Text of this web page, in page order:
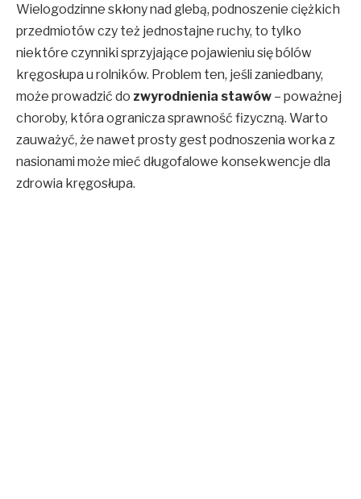
Wielogodzinne skłony nad glebą, podnoszenie ciężkich
przedmiotów czy też jednostajne ruchy, to tylko
niektóre czynniki sprzyjające pojawieniu się bólów
kręgosłupa u rolników. Problem ten, jeśli zaniedbany,
może prowadzić do zwyrodnienia stawów – poważnej
choroby, która ogranicza sprawność fizyczną. Warto
zauważyć, że nawet prosty gest podnoszenia worka z
nasionami może mieć długofalowe konsekwencje dla
zdrowia kręgosłupa.